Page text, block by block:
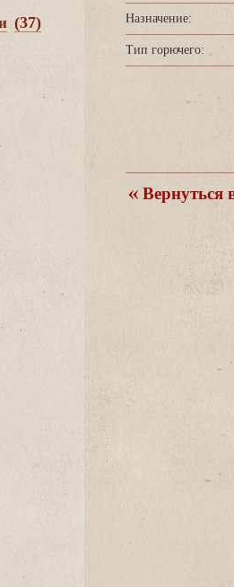
(37) Назначение:
Тип горючего:
ернуться